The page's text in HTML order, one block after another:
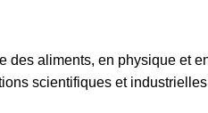
des aliments, en physique et
scientifiques et